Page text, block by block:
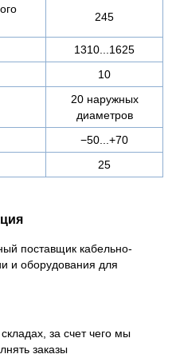
245
1310...1625
10
20 наружных
диаметров
−50...+70
25
поставщик кабельно-
и оборудования для
за счет чего мы
заказы